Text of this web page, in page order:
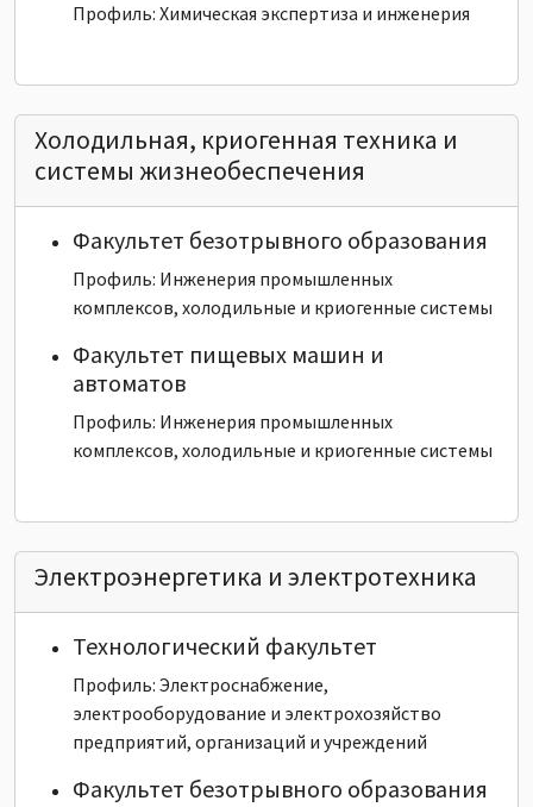
Профиль: Химическая экспертиза и инженерия
Холодильная, криогенная техника и
системы жизнеобеспечения
Факультет безотрывного образования
Профиль: Инженерия промышленных
комплексов, холодильные и криогенные системы
Факультет пищевых машин и
автоматов
Профиль: Инженерия промышленных
комплексов, холодильные и криогенные системы
Электроэнергетика и электротехника
Технологический факультет
Профиль: Электроснабжение,
электрооборудование и электрохозяйство
предприятий, организаций и учреждений
Факультет безотрывного образования